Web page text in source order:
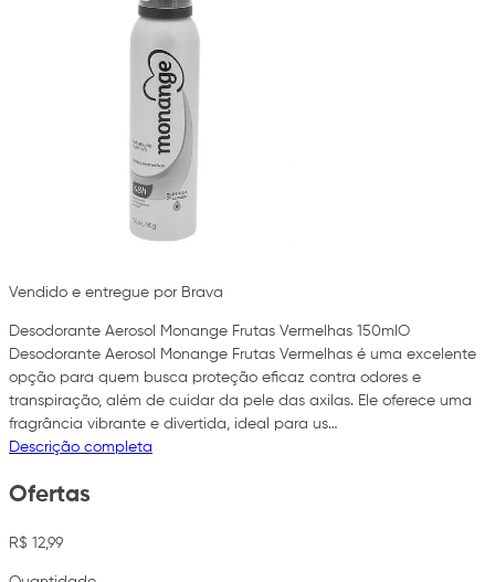
Vendido e entregue por Brava
Desodorante Aerosol Monange Frutas Vermelhas 150mlO
Desodorante Aerosol Monange Frutas Vermelhas é uma excelente
opção para quem busca proteção eficaz contra odores e
transpiração, além de cuidar da pele das axilas. Ele oferece uma
fragrância vibrante e divertida, ideal para us…
Descrição completa
Ofertas
R$ 12,99